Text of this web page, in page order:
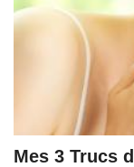
Mes 3 Trucs